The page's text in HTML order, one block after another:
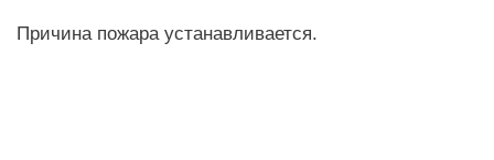
Причина пожара устанавливается.